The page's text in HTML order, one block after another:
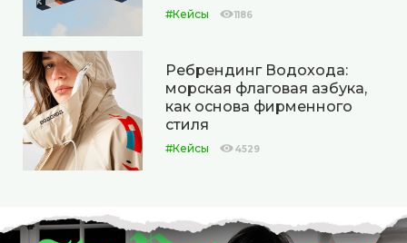
#Кейсы 1186
Ребрендинг Водохода:
морская флаговая азбука,
как основа фирменного
стиля
#Кейсы 4529